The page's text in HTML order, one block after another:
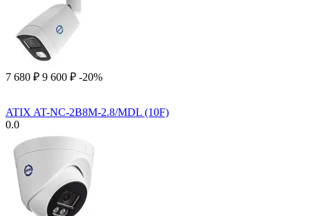
7 680 ₽ 9 600 ₽ -20%
ATIX AT-NC-2B8M-2.8/MDL (10F)
0.0